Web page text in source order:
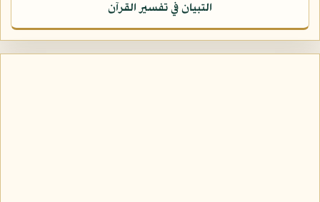
التبيان في تفسير القرآن